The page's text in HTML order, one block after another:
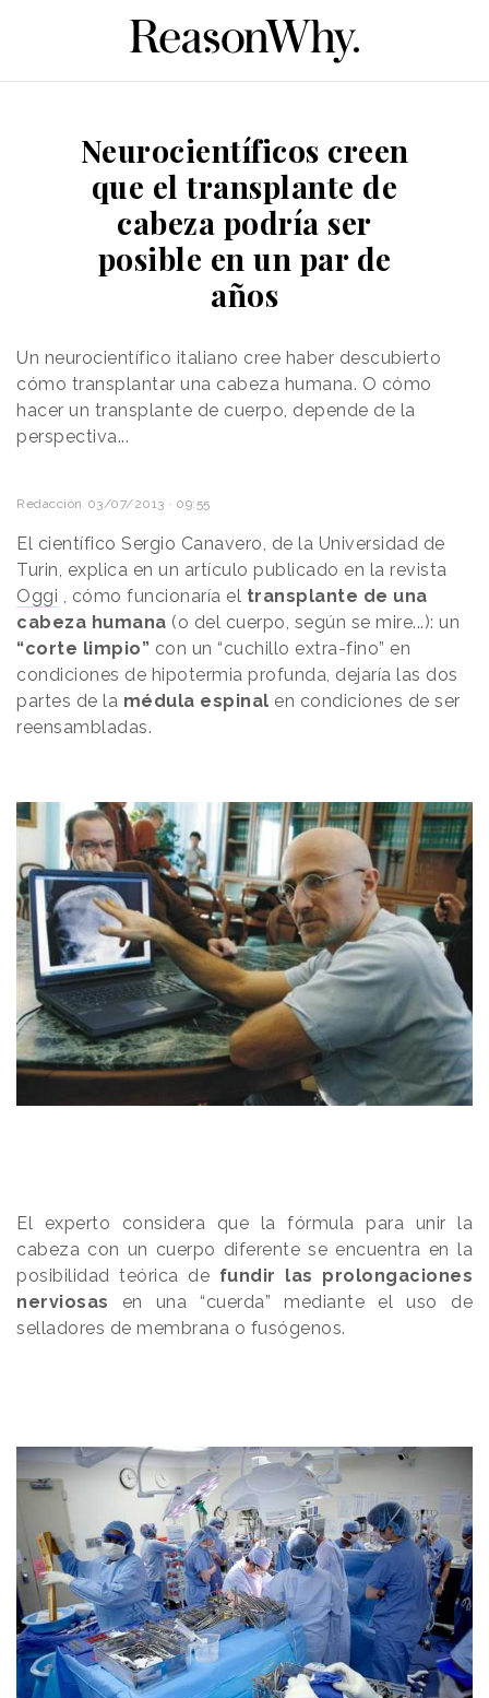
Neurocientíficos creen
que el transplante de
cabeza podría ser
posible en un par de
años
Un neurocientífico italiano cree haber descubierto
cómo transplantar una cabeza humana. O cómo
hacer un transplante de cuerpo, depende de la
perspectiva...
Redacción 03/07/2013 · 09:55
El científico Sergio Canavero, de la Universidad de
Turin, explica en un artículo publicado en la revista
Oggi , cómo funcionaría el transplante de una
cabeza humana (o del cuerpo, según se mire...): un
“corte limpio” con un “cuchillo extra-fino” en
condiciones de hipotermia profunda, dejaría las dos
partes de la médula espinal en condiciones de ser
reensambladas.
El experto considera que la fórmula para unir la
cabeza con un cuerpo diferente se encuentra en la
posibilidad teórica de fundir las prolongaciones
nerviosas en una “cuerda” mediante el uso de
selladores de membrana o fusógenos.